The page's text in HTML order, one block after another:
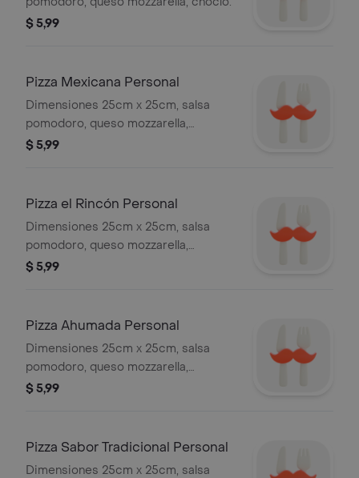
$ 5,99
Pizza Mexicana Personal
Dimensiones 25cm x 25cm, salsa
pomodoro, queso mozzarella,
pimientos rojo y verde, carne molina
$ 5,99
Pizza el Rincón Personal
Dimensiones 25cm x 25cm, salsa
pomodoro, queso mozzarella,
pepperoni, salami, champiñón, tocino,
$ 5,99
Pizza Ahumada Personal
Dimensiones 25cm x 25cm, salsa
pomodoro, queso mozzarella,
salchicha ahumada, tocino, maíz
$ 5,99
Pizza Sabor Tradicional Personal
Dimensiones 25cm x 25cm, salsa